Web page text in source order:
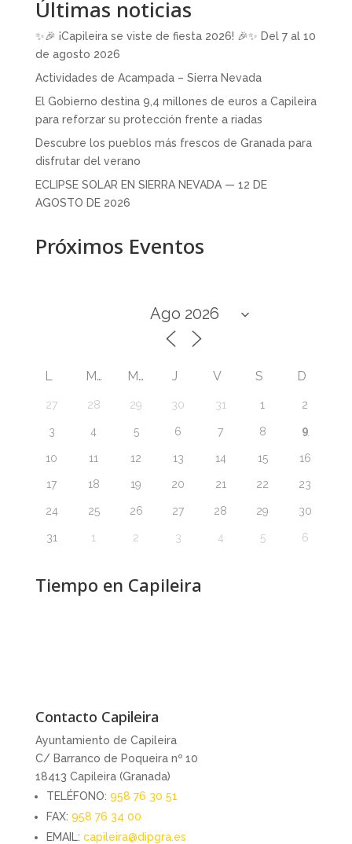
Últimas noticias
✨🎉 ¡Capileira se viste de fiesta 2026! 🎉✨ Del 7 al 10
de agosto 2026
Actividades de Acampada – Sierra Nevada
El Gobierno destina 9,4 millones de euros a Capileira
para reforzar su protección frente a riadas
Descubre los pueblos más frescos de Granada para
disfrutar del verano
ECLIPSE SOLAR EN SIERRA NEVADA — 12 DE
AGOSTO DE 2026
Próximos Eventos
L M M J V S D
27 28 29 30 31 1 2
3 4 5 6 7 8 9
10 11 12 13 14 15 16
17 18 19 20 21 22 23
24 25 26 27 28 29 30
31 1 2 3 4 5 6
Tiempo en Capileira
Contacto Capileira
Ayuntamiento de Capileira
C/ Barranco de Poqueira nº 10
18413 Capileira (Granada)
TELÉFONO: 958 76 30 51
FAX: 958 76 34 00
EMAIL: capileira@dipgra.es